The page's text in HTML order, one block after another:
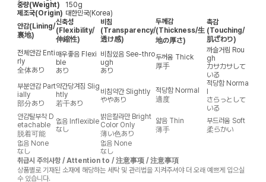
중량(Weight)
150g
제조국(Origin) 대한민국(Korea)
안감(Lining/
裏地)
신축성
(Flexibility/
伸縮性)
비침
(Transparency/
透け感)
두께감
(Thickness/生
地の厚さ)
촉감
(Touching/
肌ざわり)
전체안감 Enti
rly
全体あり
매우좋음 Flexi
ble
あり
비침있음 See-thro
ugh
あり
두꺼움 Thick
厚手
까슬거림 Rou
gh
カサカサして
いる
부분안감 Part
ially
部分あり
약간당겨짐 Slig
htly
若干あり
비침약간 Slightly
ややあり
적당함 Normal
適度
적당함 Norma
l
さらっとして
いる
안감탈부착 D
etachable
脱着可能
없음 Inflexible
なし
밝은칼라만 Bright
Color Only
薄い色あり
얇음 Thin
薄手
부드러움 Soft
柔らかい
없음 None
なし
없음 None
なし
취급시 주의사항 / Attention to / 注意事项 / 注意事項
상품별로 기재된 소재에 해당하는 세탁 및 관리법을 지켜주셔야 더 오래 예쁘게 입으실
수 있습니다.